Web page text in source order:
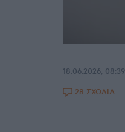
18.06.2026, 08:39
28 ΣΧΟΛΙΑ